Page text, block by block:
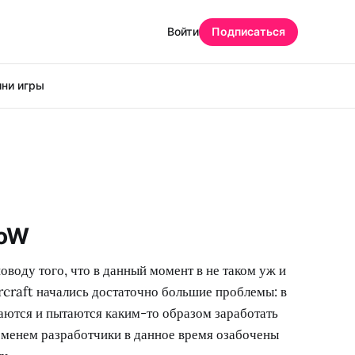
игры
Войти Подписаться
того, что в данный момент в не таком уж и
начались достаточно большие проблемы: в
и пытаются каким-то образом заработать
разработчики в данное время озабочены